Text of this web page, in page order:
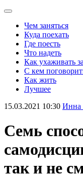
Чем заняться
Куда поехать
Где поесть
Что надеть
Как ухаживать
С кем
Как жить
Лучшее
15.03.2021 10:30 Инна
Семь
так и не